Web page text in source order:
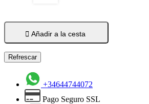
 Añadir a la cesta
+34644744072
Pago Seguro SSL